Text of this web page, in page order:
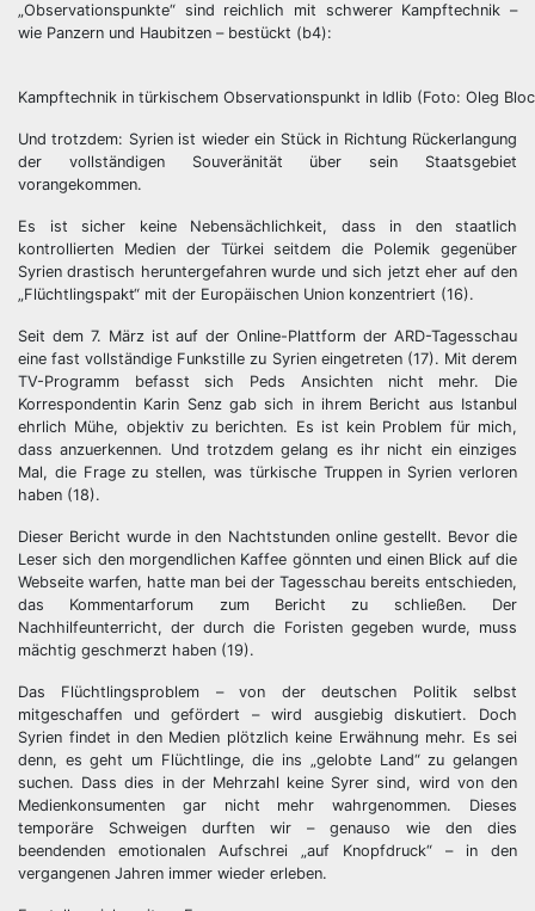
„Observationspunkte“ sind reichlich mit schwerer Kampftechnik –
wie Panzern und Haubitzen – bestückt (b4):
Kampftechnik in türkischem Observationspunkt in Idlib (Foto: Oleg
Und trotzdem: Syrien ist wieder ein Stück in Richtung Rückerlangung
der vollständigen Souveränität über sein Staatsgebiet
vorangekommen.
Es ist sicher keine Nebensächlichkeit, dass in den staatlich
kontrollierten Medien der Türkei seitdem die Polemik gegenüber
Syrien drastisch heruntergefahren wurde und sich jetzt eher auf den
„Flüchtlingspakt“ mit der Europäischen Union konzentriert (16).
Seit dem 7. März ist auf der Online-Plattform der ARD-Tagesschau
eine fast vollständige Funkstille zu Syrien eingetreten (17). Mit derem
TV-Programm befasst sich Peds Ansichten nicht mehr. Die
Korrespondentin Karin Senz gab sich in ihrem Bericht aus Istanbul
ehrlich Mühe, objektiv zu berichten. Es ist kein Problem für mich,
dass anzuerkennen. Und trotzdem gelang es ihr nicht ein einziges
Mal, die Frage zu stellen, was türkische Truppen in Syrien verloren
haben (18).
Dieser Bericht wurde in den Nachtstunden online gestellt. Bevor die
Leser sich den morgendlichen Kaffee gönnten und einen Blick auf die
Webseite warfen, hatte man bei der Tagesschau bereits entschieden,
das Kommentarforum zum Bericht zu schließen. Der
Nachhilfeunterricht, der durch die Foristen gegeben wurde, muss
mächtig geschmerzt haben (19).
Das Flüchtlingsproblem – von der deutschen Politik selbst
mitgeschaffen und gefördert – wird ausgiebig diskutiert. Doch
Syrien findet in den Medien plötzlich keine Erwähnung mehr. Es sei
denn, es geht um Flüchtlinge, die ins „gelobte Land“ zu gelangen
suchen. Dass dies in der Mehrzahl keine Syrer sind, wird von den
Medienkonsumenten gar nicht mehr wahrgenommen. Dieses
temporäre Schweigen durften wir – genauso wie den dies
beendenden emotionalen Aufschrei „auf Knopfdruck“ – in den
vergangenen Jahren immer wieder erleben.